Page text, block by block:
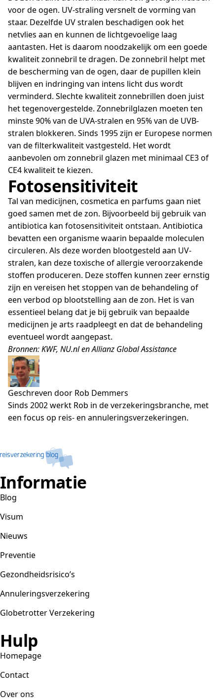
voor de ogen. UV-straling versnelt de vorming van
staar. Dezelfde UV stralen beschadigen ook het
netvlies aan en kunnen de lichtgevoelige laag
aantasten. Het is daarom noodzakelijk om een goede
kwaliteit zonnebril te dragen. De zonnebril helpt met
de bescherming van de ogen, daar de pupillen klein
blijven en indringing van intens licht dus wordt
verminderd. Slechte kwaliteit zonnebrillen doen juist
het tegenovergestelde. Zonnebrilglazen moeten ten
minste 90% van de UVA-stralen en 95% van de UVB-
stralen blokkeren. Sinds 1995 zijn er Europese normen
van de filterkwaliteit vastgesteld. Het wordt
aanbevolen om zonnebril glazen met minimaal CE3 of
CE4 kwaliteit te kiezen.
Fotosensitiviteit
Tal van medicijnen, cosmetica en parfums gaan niet
goed samen met de zon. Bijvoorbeeld bij gebruik van
antibiotica kan fotosensitiviteit ontstaan. Antibiotica
bevatten een organisme waarin bepaalde moleculen
circuleren. Als deze worden blootgesteld aan UV-
stralen, kan deze toxische of allergie veroorzakende
stoffen produceren. Deze stoffen kunnen zeer ernstig
zijn en vereisen het stoppen van de behandeling of
een verbod op blootstelling aan de zon. Het is van
essentieel belang dat je bij gebruik van bepaalde
medicijnen je arts raadpleegt en dat de behandeling
eventueel wordt aangepast.
Bronnen: KWF, NU.nl en Allianz Global Assistance
Geschreven door Rob Demmers
Sinds 2002 werkt Rob in de verzekeringsbranche, met
een focus op reis- en annuleringsverzekeringen.
Informatie
Blog
Visum
Nieuws
Preventie
Gezondheidsrisico’s
Annuleringsverzekering
Globetrotter Verzekering
Hulp
Homepage
Contact
Over ons